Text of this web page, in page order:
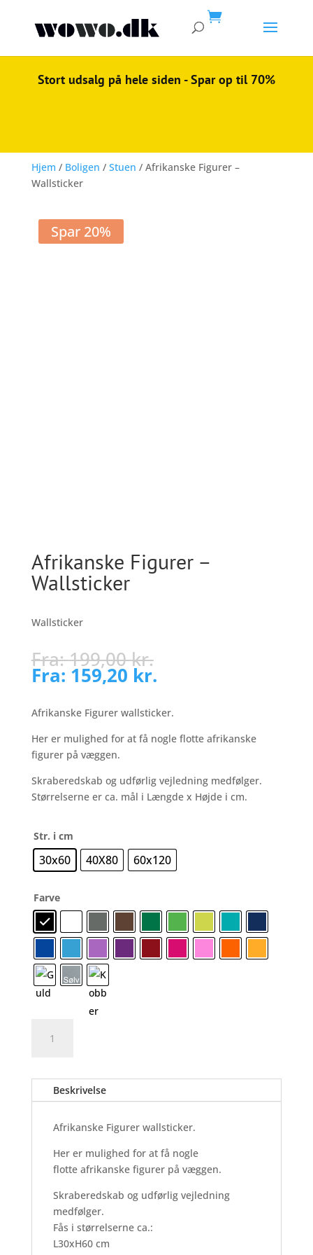

Stort udsalg på hele siden - Spar op til 70%
Hjem / Boligen / Stuen / Afrikanske Figurer –
Wallsticker
Spar 20%
Afrikanske Figurer –
Wallsticker
Wallsticker
Fra:199,00kr.
Fra: 159,20 kr.
Afrikanske Figurer wallsticker.
Her er mulighed for at få nogle flotte afrikanske
figurer på væggen.
Skraberedskab og udførlig vejledning medfølger.
Størrelserne er ca. mål i Længde x Højde i cm.
Str. i cm
30x60 40X80 60x120
Farve
Figurer
antalBeskrivelse
Afrikanske Figurer wallsticker.
Her er mulighed for at få nogle
flotte afrikanske figurer på væggen.
Skraberedskab og udførlig vejledning
medfølger.
Fås i størrelserne ca.:
L30xH60 cm